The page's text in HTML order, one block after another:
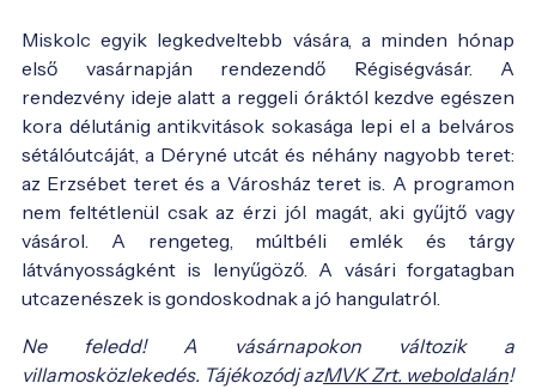
Miskolc egyik legkedveltebb vására, a minden hónap
első vasárnapján rendezendő Régiségvásár. A
rendezvény ideje alatt a reggeli óráktól kezdve egészen
kora délutánig antikvitások sokasága lepi el a belváros
sétálóutcáját, a Déryné utcát és néhány nagyobb teret:
az Erzsébet teret és a Városház teret is. A programon
nem feltétlenül csak az érzi jól magát, aki gyűjtő vagy
vásárol. A rengeteg, múltbéli emlék és tárgy
látványosságként is lenyűgöző. A vásári forgatagban
utcazenészek is gondoskodnak a jó hangulatról.
Ne feledd! A vásárnapokon változik a
villamosközlekedés. Tájékozódj azMVK Zrt. weboldalán!